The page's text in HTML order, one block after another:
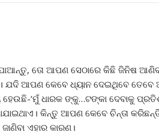
ତୋ ଆପଣ ସେଠାରେ କିଛି ଜିନିଷ
ଯଦି ଆପଣ କେବେ ଧ୍ୟାନ ଦେଇଥିବେ
ହେଉଛି-‘ମୁଁ ଧାରକ ଙ୍କୁ…ଟଙ୍କା ଦେବାକୁ
କିନ୍ତୁ ଆପଣ କେବେ ଚିନ୍ତା
ଏହାର କାରଣ।